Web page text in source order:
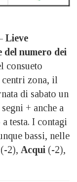
Lieve
numero dei
consueto
zona, il
di sabato un
+ anche a
testa. I contagi
bassi, nelle
(-2), Acqui (-2),